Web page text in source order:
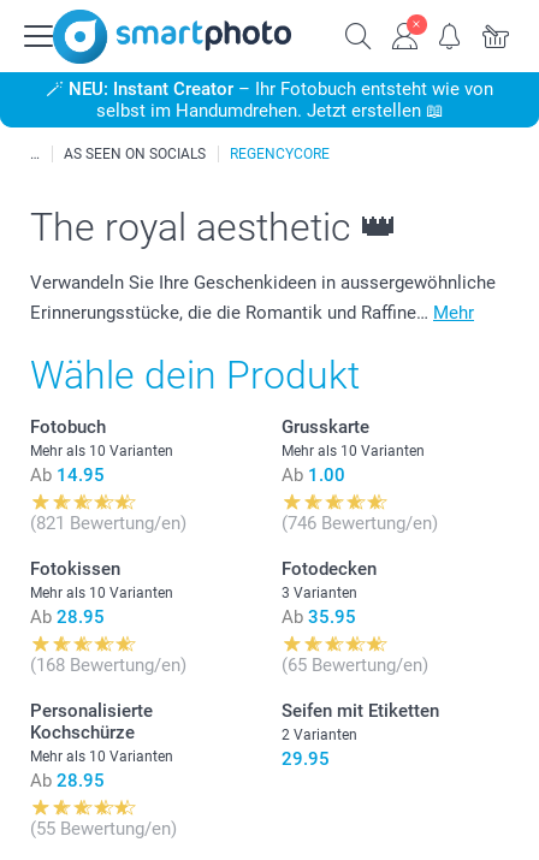
🪄 NEU: Instant Creator – Ihr Fotobuch entsteht wie von
selbst im Handumdrehen. Jetzt erstellen 📖
AS SEEN ON SOCIALS REGENCYCORE
The royal aesthetic 👑
Verwandeln Sie Ihre Geschenkideen in aussergewöhnliche
Erinnerungsstücke, die die Romantik und Raffine… Mehr
Wähle dein Produkt
Fotobuch
Mehr als 10 Varianten
Ab 14.95
(821 Bewertung/en)
Grusskarte
Mehr als 10 Varianten
Ab 1.00
(746 Bewertung/en)
Fotokissen
Mehr als 10 Varianten
Ab 28.95
(168 Bewertung/en)
Fotodecken
3 Varianten
Ab 35.95
(65 Bewertung/en)
Personalisierte
Kochschürze
Mehr als 10 Varianten
Ab 28.95
(55 Bewertung/en)
Seifen mit Etiketten
2 Varianten
29.95